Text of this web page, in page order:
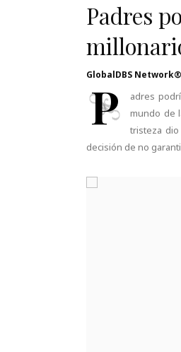
Padres
GlobalDBS Network®
P
adres
mundo de
tristeza
decisión de no